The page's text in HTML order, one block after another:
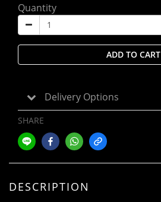
Quantity
ADD TO CART
Delivery Options
SHARE
DESCRIPTION